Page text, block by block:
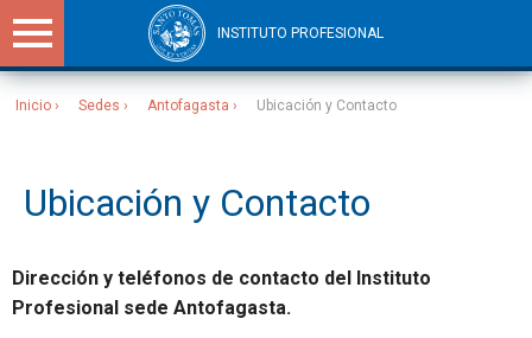
INSTITUTO PROFESIONAL
Inicio Sedes Antofagasta Ubicación y Contacto
Ubicación y Contacto
Dirección y teléfonos de contacto del Instituto
Profesional sede Antofagasta.